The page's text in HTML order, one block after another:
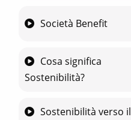
Società Benefit
Cosa significa
Sostenibilità?
Sostenibilità verso il